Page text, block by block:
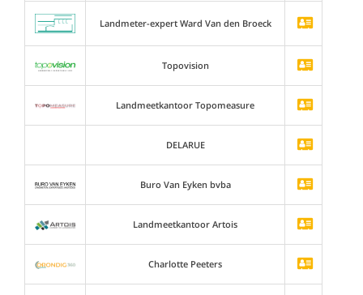
Landmeter-expert Ward Van den Broeck
Topovision
Landmeetkantoor Topomeasure
DELARUE
Buro Van Eyken bvba
Landmeetkantoor Artois
Charlotte Peeters